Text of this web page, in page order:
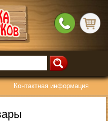
Контактная информация